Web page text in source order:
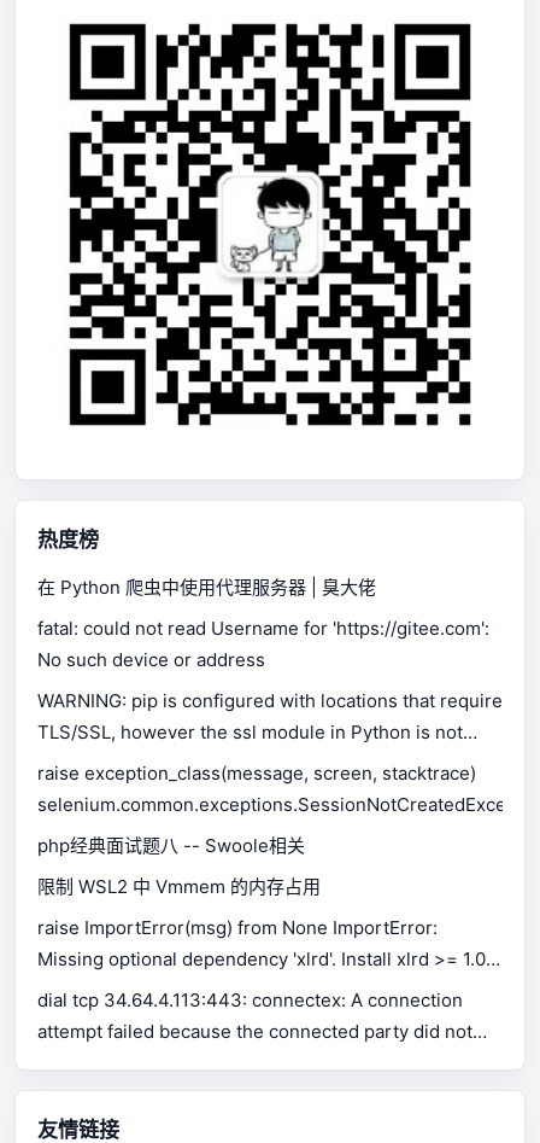
热度榜
在 Python 爬虫中使用代理服务器 | 臭大佬
fatal: could not read Username for 'https://gitee.com':
No such device or address
WARNING: pip is configured with locations that require
TLS/SSL, however the ssl module in Python is not
available.
raise exception_class(message, screen, stacktrace)
php经典面试题八 -- Swoole相关
限制 WSL2 中 Vmmem 的内存占用
raise ImportError(msg) from None ImportError:
Missing optional dependency 'xlrd'. Install xlrd >= 1.0.0
for Excel support Use pip or conda to install xlrd.
dial tcp 34.64.4.113:443: connectex: A connection
attempt failed because the connected party did not
connection failed because connected host has failed
to respond.
友情链接